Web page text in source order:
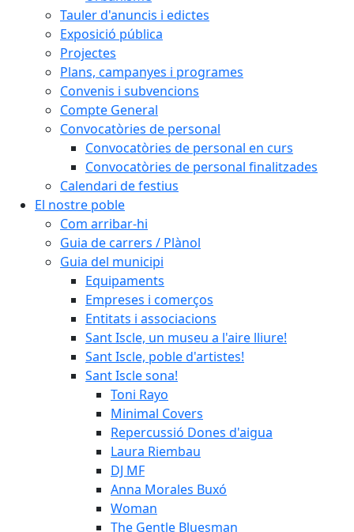
Tauler d'anuncis i edictes
Exposició pública
Projectes
Plans, campanyes i programes
Convenis i subvencions
Compte General
Convocatòries de personal
Convocatòries de personal en curs
Convocatòries de personal finalitzades
Calendari de festius
El nostre poble
Com arribar-hi
Guia de carrers / Plànol
Guia del municipi
Equipaments
Empreses i comerços
Entitats i associacions
Sant Iscle, un museu a l'aire lliure!
Sant Iscle, poble d'artistes!
Sant Iscle sona!
Toni Rayo
Minimal Covers
Repercussió Dones d'aigua
Laura Riembau
DJ MF
Anna Morales Buxó
Woman
The Gentle Bluesman